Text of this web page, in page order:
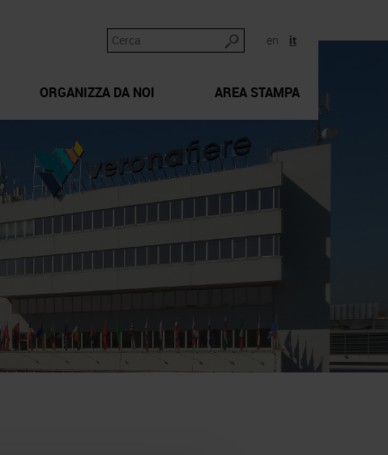
en it
ORGANIZZA DA NOI AREA STAMPA